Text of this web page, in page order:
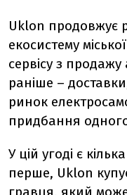
Uklon продовжує
екосистему
сервісу з
раніше –
ринок
придбання
У цій угоді є
перше, Uklon
гравця, який